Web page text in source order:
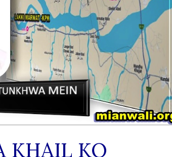
KHAIL KO